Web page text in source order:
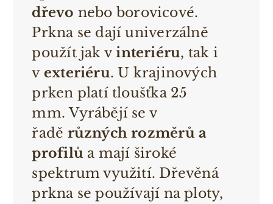
dřevo nebo borovicové.
Prkna se dají univerzálně
použít jak vinteriéru, tak i
v exteriéru.U krajinových
prken platí tloušťka 25
mm.Vyrábějí se v
řadě různých rozměrů a
profilů a mají široké
spektrum využití. Dřevěná
prkna se používají na ploty,